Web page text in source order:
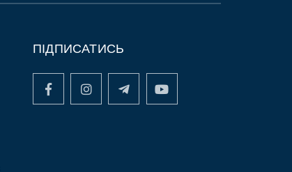
ПІДПИСАТИСЬ